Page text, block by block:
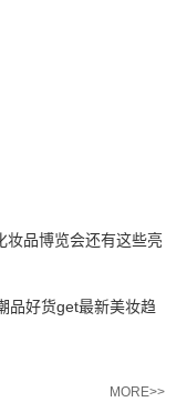
妆品博览会还有这些亮
品好货get最新美妆趋
MORE>>